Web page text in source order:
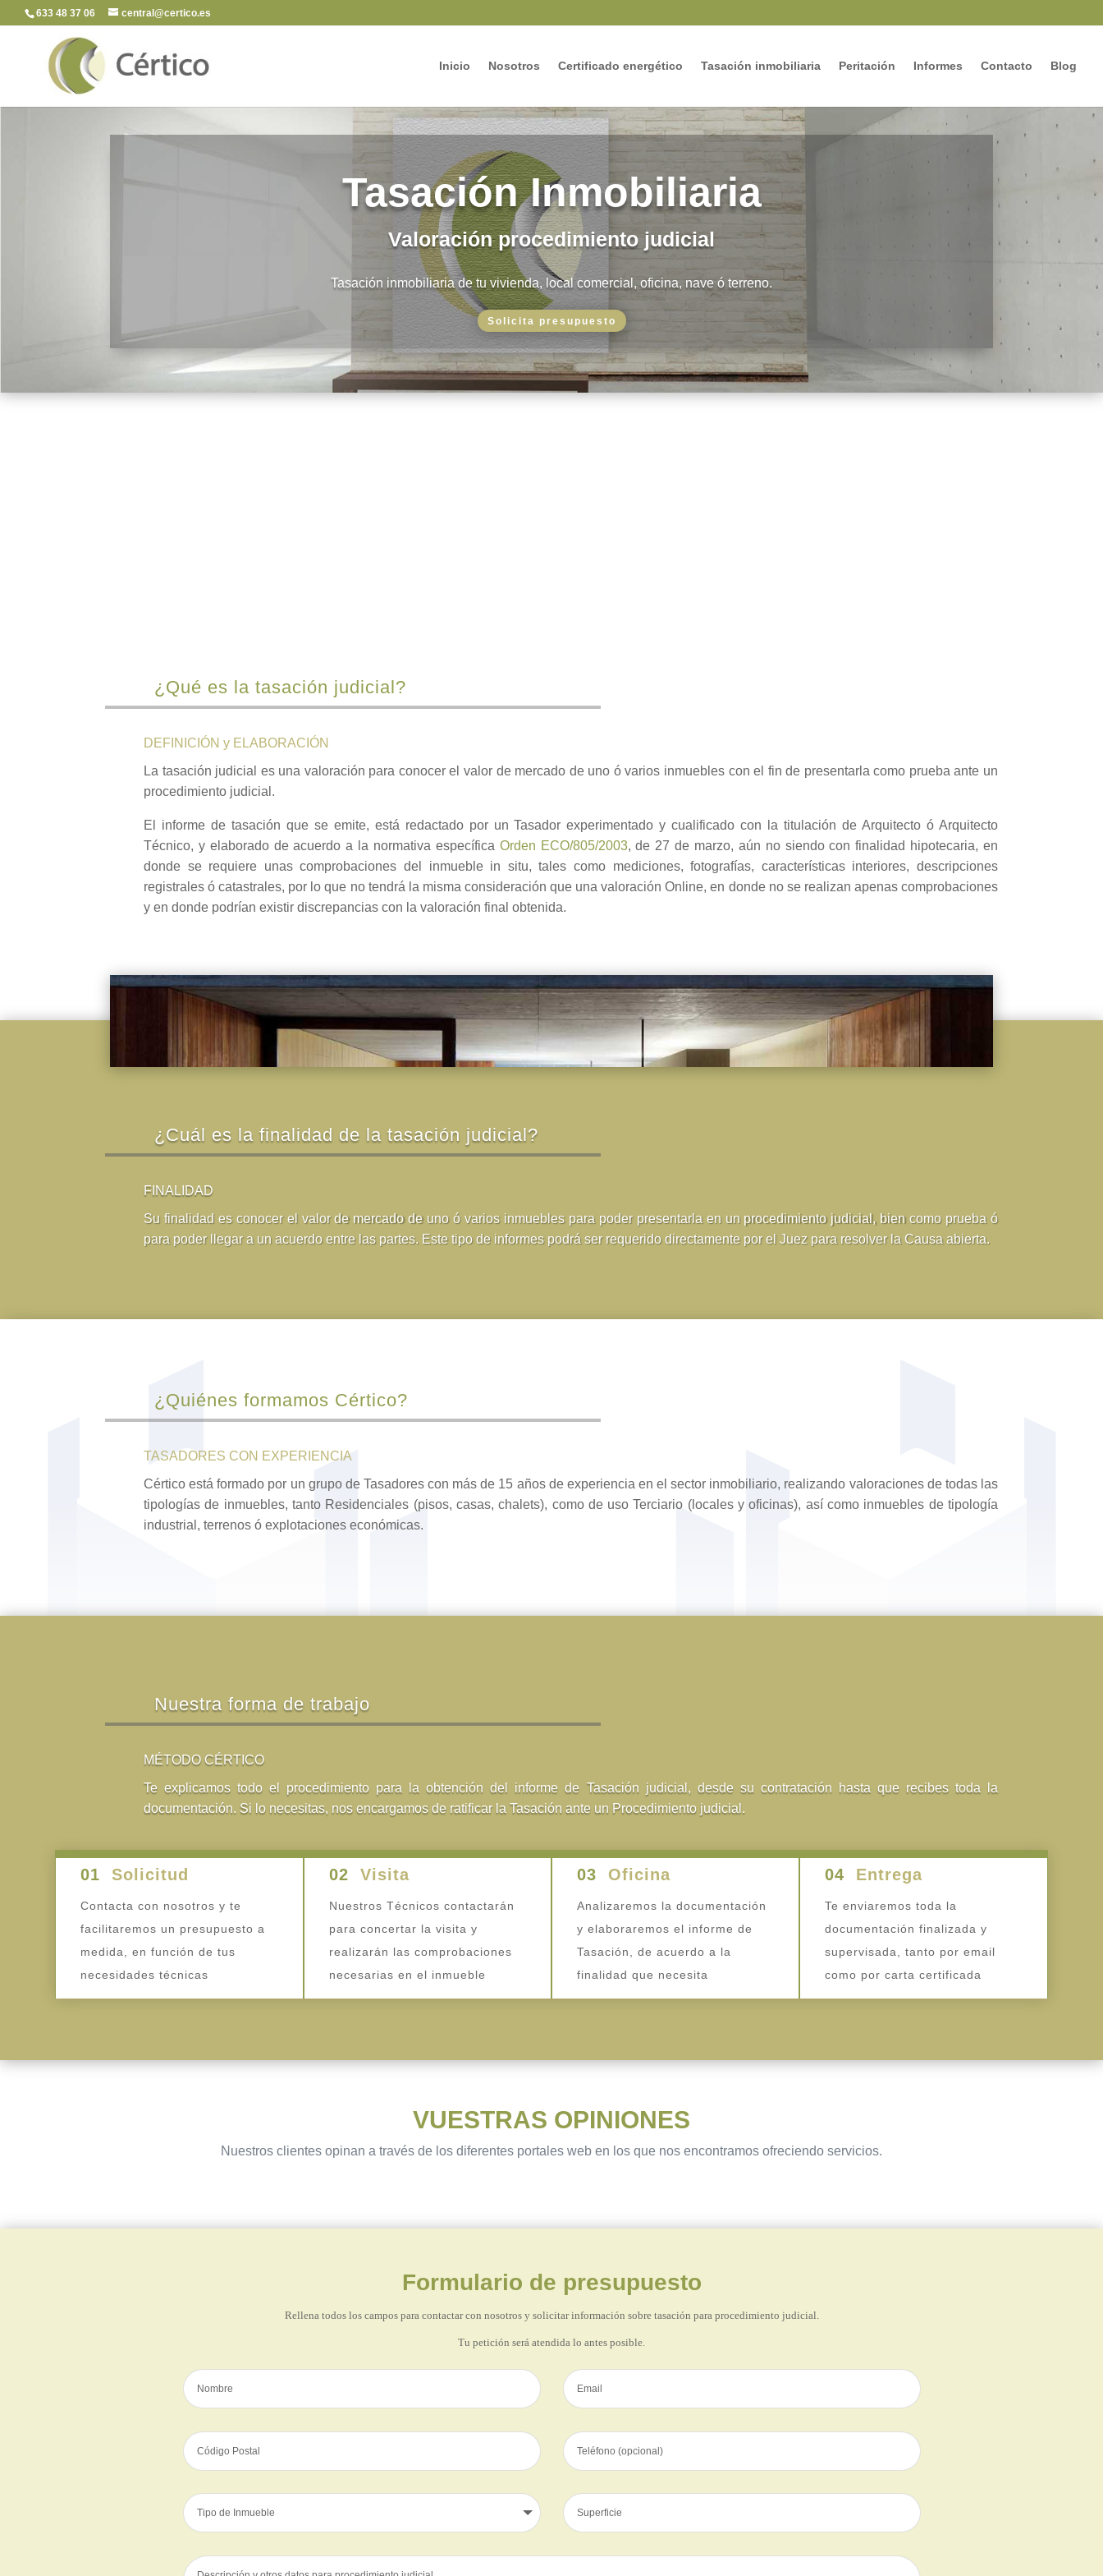
633 48 37 06 central@certico.es
Inicio Nosotros Certificado energético Tasación inmobiliaria Peritación Informes Contacto Blog
Tasación Inmobiliaria
Valoración procedimiento judicial
Tasación inmobiliaria de tu vivienda, local comercial, oficina, nave ó terreno.
Solicita presupuesto
¿Qué es la tasación judicial?
DEFINICIÓN y ELABORACIÓN
La tasación judicial es una valoración para conocer el valor de mercado de uno ó varios inmuebles con el fin de presentarla como prueba ante un
procedimiento judicial.
El informe de tasación que se emite, está redactado por un Tasador experimentado y cualificado con la titulación de Arquitecto ó Arquitecto
Técnico, y elaborado de acuerdo a la normativa específica Orden ECO/805/2003, de 27 de marzo, aún no siendo con finalidad hipotecaria, en
donde se requiere unas comprobaciones del inmueble in situ, tales como mediciones, fotografías, características interiores, descripciones
registrales ó catastrales, por lo que no tendrá la misma consideración que una valoración Online, en donde no se realizan apenas comprobaciones
y en donde podrían existir discrepancias con la valoración final obtenida.
¿Cuál es la finalidad de la tasación judicial?
FINALIDAD
Su finalidad es conocer el valor de mercado de uno ó varios inmuebles para poder presentarla en un procedimiento judicial, bien como prueba ó
para poder llegar a un acuerdo entre las partes. Este tipo de informes podrá ser requerido directamente por el Juez para resolver la Causa abierta.
¿Quiénes formamos Cértico?
TASADORES CON EXPERIENCIA
Cértico está formado por un grupo de Tasadores con más de 15 años de experiencia en el sector inmobiliario, realizando valoraciones de todas las
tipologías de inmuebles, tanto Residenciales (pisos, casas, chalets), como de uso Terciario (locales y oficinas), así como inmuebles de tipología
industrial, terrenos ó explotaciones económicas.
Nuestra forma de trabajo
MÉTODO CÉRTICO
Te explicamos todo el procedimiento para la obtención del informe de Tasación judicial, desde su contratación hasta que recibes toda la
documentación. Si lo necesitas, nos encargamos de ratificar la Tasación ante un Procedimiento judicial.
01 Solicitud
Contacta con nosotros y te
facilitaremos un presupuesto a
medida, en función de tus
necesidades técnicas
02 Visita
Nuestros Técnicos contactarán
para concertar la visita y
realizarán las comprobaciones
necesarias en el inmueble
03 Oficina
Analizaremos la documentación
y elaboraremos el informe de
Tasación, de acuerdo a la
finalidad que necesita
04 Entrega
Te enviaremos toda la
documentación finalizada y
supervisada, tanto por email
como por carta certificada
VUESTRAS OPINIONES
Nuestros clientes opinan a través de los diferentes portales web en los que nos encontramos ofreciendo servicios.
Formulario de presupuesto
Rellena todos los campos para contactar con nosotros y solicitar información sobre tasación para procedimiento judicial.
Tu petición será atendida lo antes posible.